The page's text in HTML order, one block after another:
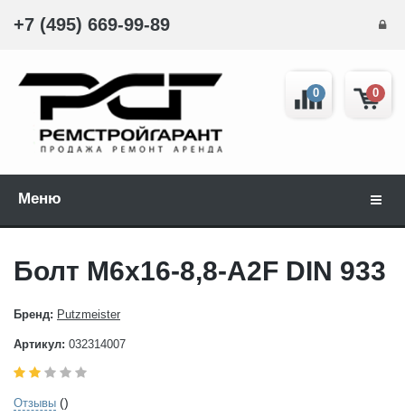
+7 (495) 669-99-89
0
0
Меню
Болт М6x16-8,8-A2F DIN 933
Бренд: Putzmeister
Артикул: 032314007
Отзывы ()